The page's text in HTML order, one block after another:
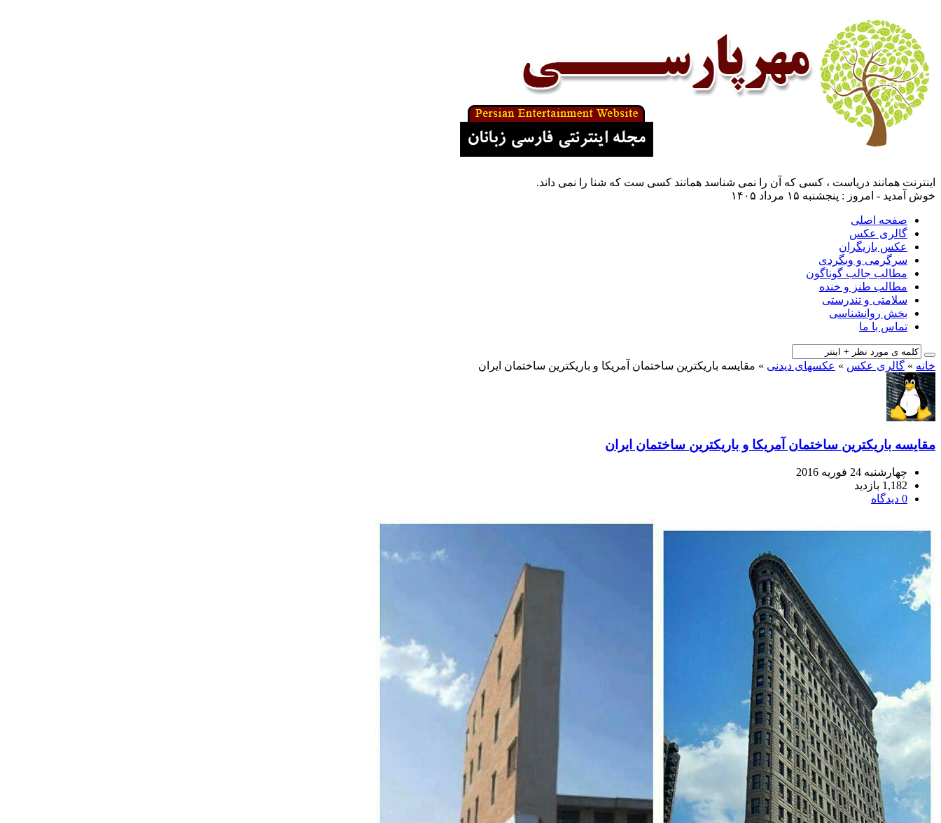
اینترنت همانند دریاست ، کسی که آن را نمی شناسد همانند کسی ست که شنا را نمی داند.
خوش آمدید - امروز : پنجشنبه ۱۵ مرداد ۱۴۰۵
صفحه اصلی
گالری عکس
عکس بازیگران
سرگرمی و وبگردی
مطالب جالب گوناگون
مطالب طنز و خنده
سلامتی و تندرستی
بخش روانشناسی
تماس با ما
خانه » گالری عکس » عکسهای دیدنی » مقایسه باریکترین ساختمان آمریکا و باریکترین ساختمان ایران
مقایسه باریکترین ساختمان آمریکا و باریکترین ساختمان ایران
چهارشنبه 24 فوریه 2016
1,182 بازدید
0 دیدگاه